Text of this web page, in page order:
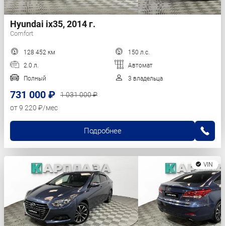
Hyundai ix35, 2014 г.
Comfort
128 452 км
150 л.с.
2.0 л.
Автомат
Полный
3 владельца
731 000 ₽
1 031 000 ₽
от 9 220 ₽/мес
Подробнее
VIN